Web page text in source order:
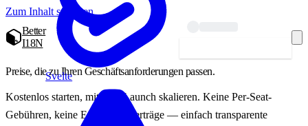
Zum Inhalt springen
Better
I18N
Svelte
Preise, die zu Ihren Geschäftsanforderungen passen.
Kostenlos starten, mit dem Launch skalieren. Keine Per-Seat-
Gebühren, keine Enterprise-Verträge — einfach transparente